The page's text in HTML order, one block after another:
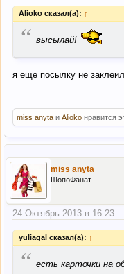
Alioko сказал(а): ↑
“ высылай!
я еще посылку не
miss anyta и Alioko нравится
miss anyta
ШопоФанат
24 Октябрь 2013 в 16:23
yuliagal сказал(а): ↑
“ есть карточки на